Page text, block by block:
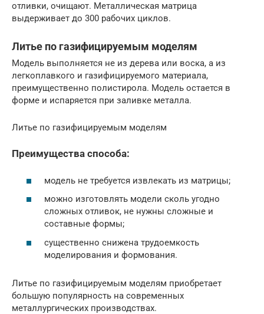
отливки, очищают. Металлическая матрица
выдерживает до 300 рабочих циклов.
Литье по газифицируемым моделям
Модель выполняется не из дерева или воска, а из
легкоплавкого и газифицируемого материала,
преимущественно полистирола. Модель остается в
форме и испаряется при заливке металла.
Литье по газифицируемым моделям
Преимущества способа:
модель не требуется извлекать из матрицы;
можно изготовлять модели сколь угодно
сложных отливок, не нужны сложные и
составные формы;
существенно снижена трудоемкость
моделирования и формования.
Литье по газифицируемым моделям приобретает
большую популярность на современных
металлургических производствах.